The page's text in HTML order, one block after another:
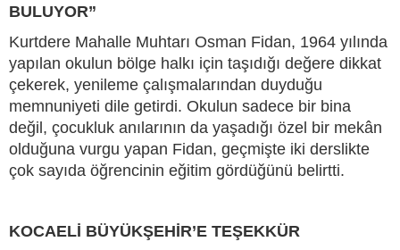
BULUYOR”
Kurtdere Mahalle Muhtarı Osman Fidan, 1964 yılında
yapılan okulun bölge halkı için taşıdığı değere dikkat
çekerek, yenileme çalışmalarından duyduğu
memnuniyeti dile getirdi. Okulun sadece bir bina
değil, çocukluk anılarının da yaşadığı özel bir mekân
olduğuna vurgu yapan Fidan, geçmişte iki derslikte
çok sayıda öğrencinin eğitim gördüğünü belirtti.
KOCAELİ BÜYÜKŞEHİR’E TEŞEKKÜR